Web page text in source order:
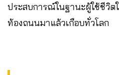
ประสบการณ์ในฐานะผู้ใช้ชีวิต
ท้องถนนมาแล้วเกือบทั่วโลก